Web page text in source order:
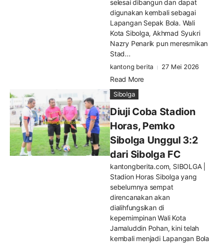
selesai dibangun dan dapat
digunakan kembali sebagai
Lapangan Sepak Bola. Wali
Kota Sibolga, Akhmad Syukri
Nazry Penarik pun meresmikan
Stad...
kantong berita 27 Mei 2026
Read More
Sibolga
Diuji Coba Stadion
Horas, Pemko
Sibolga Unggul 3:2
dari Sibolga FC
kantongberita.com, SIBOLGA |
Stadion Horas Sibolga yang
sebelumnya sempat
direncanakan akan
dialihfungsikan di
kepemimpinan Wali Kota
Jamaluddin Pohan, kini telah
kembali menjadi Lapangan Bola